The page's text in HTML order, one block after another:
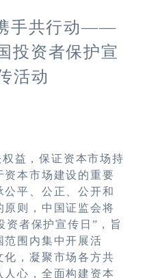
手共行动——
投资者保护宣
活动
益，保证资本市场持
资本市场建设的重要
平、公正、公开和
原则，中国证监会将
资者保护宣传日”，
旨
范围内集中开展活
化，凝聚市场各方共
心，全面构建资本